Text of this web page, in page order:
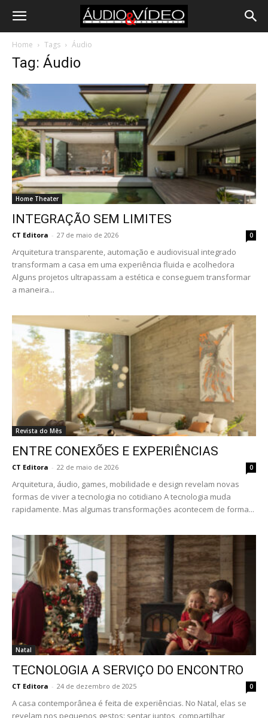
Home Tags Áudio
Tag: Áudio
Home Theater
INTEGRAÇÃO SEM LIMITES
CT Editora - 27 de maio de 2026 0
Arquitetura transparente, automação e audiovisual integrado
transformam a casa em uma experiência fluida e acolhedora
Alguns projetos ultrapassam a estética e conseguem transformar
a maneira...
Revista do Mês
ENTRE CONEXÕES E EXPERIÊNCIAS
CT Editora - 22 de maio de 2026 0
Arquitetura, áudio, games, mobilidade e design revelam novas
formas de viver a tecnologia no cotidiano A tecnologia muda
rapidamente. Mas algumas transformações acontecem de forma...
Natal
TECNOLOGIA A SERVIÇO DO ENCONTRO
CT Editora - 24 de dezembro de 2025 0
A casa contemporânea é feita de experiências. No Natal, elas se